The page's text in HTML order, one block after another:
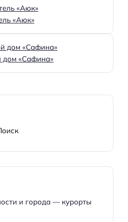
на инвалидной коляске:
«Аюк»
дом «Сафина»
и города — курорты